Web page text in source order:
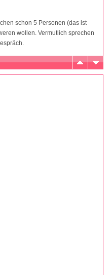
schon 5 Personen (das ist
wollen. Vermutlich sprechen